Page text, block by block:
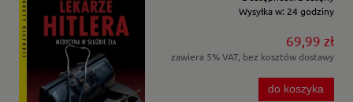
Wysyłka w: 24 godziny
69,99 zł
zawiera 5% VAT, bez kosztów dostawy
do koszyka